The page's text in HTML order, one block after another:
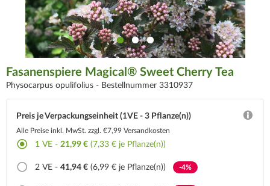
Fasanenspiere Magical® Sweet Cherry Tea
Physocarpus opulifolius - Bestellnummer 3310937
Preis je Verpackungseinheit (1VE - 3 Pflanze(n))
Alle Preise inkl. MwSt. zzgl. €7,99 Versandkosten
1 VE - 21,99 € (7,33 € je Pflanze(n))
2 VE - 41,94 € (6,99 € je Pflanze(n)) -4%